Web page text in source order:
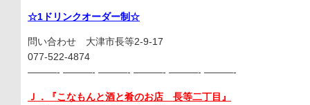
☆1ドリンクオーダー制☆
問い合わせ 大津市長等2-9-17
077-522-4874
———- ———- ———- ———- ———- ———-
Ｊ．『こなもんと酒と肴のお店 長等二丁目』